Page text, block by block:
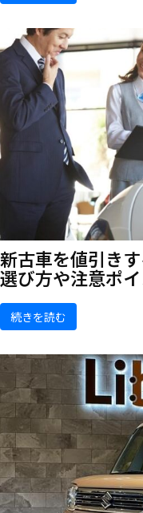
新古車を値引き
選び方や注意ポ
続きを読む